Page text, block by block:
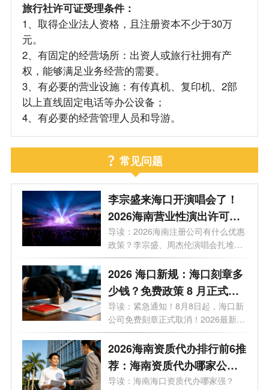
旅行社许可证受理条件：
1、取得企业法人资格，且注册资本不少于30万
元。
2、有固定的经营场所：出资人或旅行社拥有产
权，能够满足业务经营的需要。
3、有必要的营业设施：有传真机、复印机、2部
以上直线固定电话等办公设备；
4、有必要的经营管理人员和导游。
常见问题
李宗盛来海口开演唱会了！
2026海南营业性演出许可证
怎么办理？一文看懂海南演
艺补贴申报合规全流程
导读：2026海南注册公司有什么优惠
政策？李宗盛、周杰伦演唱会扎堆，
揭秘...
2026 海口新规：海口刻章多
少钱？免费政策 8 月正式取
消
导读：紧急通知！8月8日起，海口新
公司免费刻章正式取消！2026最新政
策，海...
2026海南资质代办排行前6推
荐：海南资质代办哪家公司
好？
导读：海南海口资质代办哪家强？